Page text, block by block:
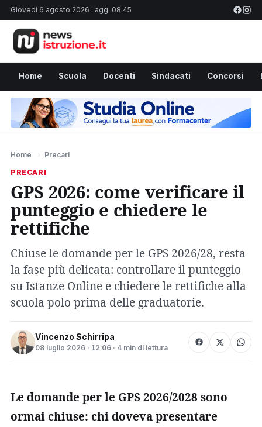
Giovedì 6 agosto 2026 · agg. 08:45
Home Scuola Docenti Sindacati Concorsi
Home › Precari
PRECARI
GPS 2026: come verificare il
punteggio e chiedere le
rettifiche
Chiuse le domande per le GPS 2026/28, resta
la fase più delicata: controllare il punteggio
su Istanze Online e chiedere le rettifiche alla
scuola polo prima delle graduatorie.
Vincenzo Schirripa
08 luglio 2026 · 12:06 · 4 min di lettura
Le domande per le GPS 2026/2028 sono
ormai chiuse: chi doveva presentare